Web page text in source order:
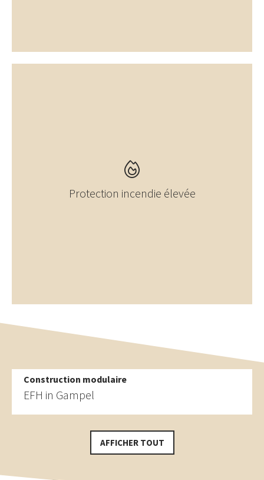
Protection incendie élevée
Plus de références
Maison à Naters
Construction modulaire
EFH in Gampel
AFFICHER TOUT